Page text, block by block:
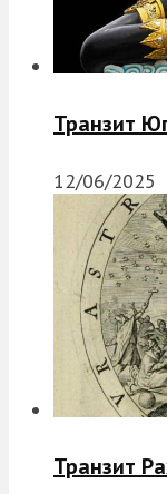
Транзит
12/06/2025
Транзит